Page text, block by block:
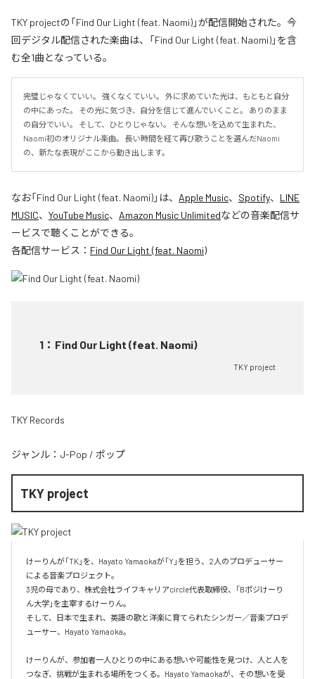
TKY projectの「Find Our Light (feat. Naomi)」が配信開始された。今
回デジタル配信された楽曲は、「Find Our Light (feat. Naomi)」を含
む全1曲となっている。
完璧じゃなくていい。 強くなくていい。 外に求めていた光は、もともと自分
の中にあった。 その光に気づき、自分を信じて進んでいくこと。 ありのまま
の自分でいい。 そして、ひとりじゃない。 そんな想いを込めて生まれた、
Naomi初のオリジナル楽曲。 長い時間を経て再び歌うことを選んだNaomi
の、新たな表現がここから動き出します。
なお「Find Our Light (feat. Naomi)」は、 Apple Music、 Spotify、 LINE
MUSIC、 YouTube Music、 Amazon Music Unlimitedなどの音楽配信サ
ービスで聴くことができる。
各配信サービス： Find Our Light (feat. Naomi)
1 ： Find Our Light (feat. Naomi)
TKY project
TKY Records
ジャンル： J-Pop / ポップ
TKY project
けーりんが「TK」を、Hayato Yamaokaが「Y」を担う、2人のプロデューサー
による音楽プロジェクト。
3児の母であり、株式会社ライフキャリアcircle代表取締役、「Bポジけーり
ん大学」を主宰するけーりん。
そして、日本で生まれ、英語の歌と洋楽に育てられたシンガー／音楽プロデ
ューサー、Hayato Yamaoka。
けーりんが、参加者一人ひとりの中にある想いや可能性を見つけ、人と人を
つなぎ、挑戦が生まれる場所をつくる。Hayato Yamaokaが、その想いを受